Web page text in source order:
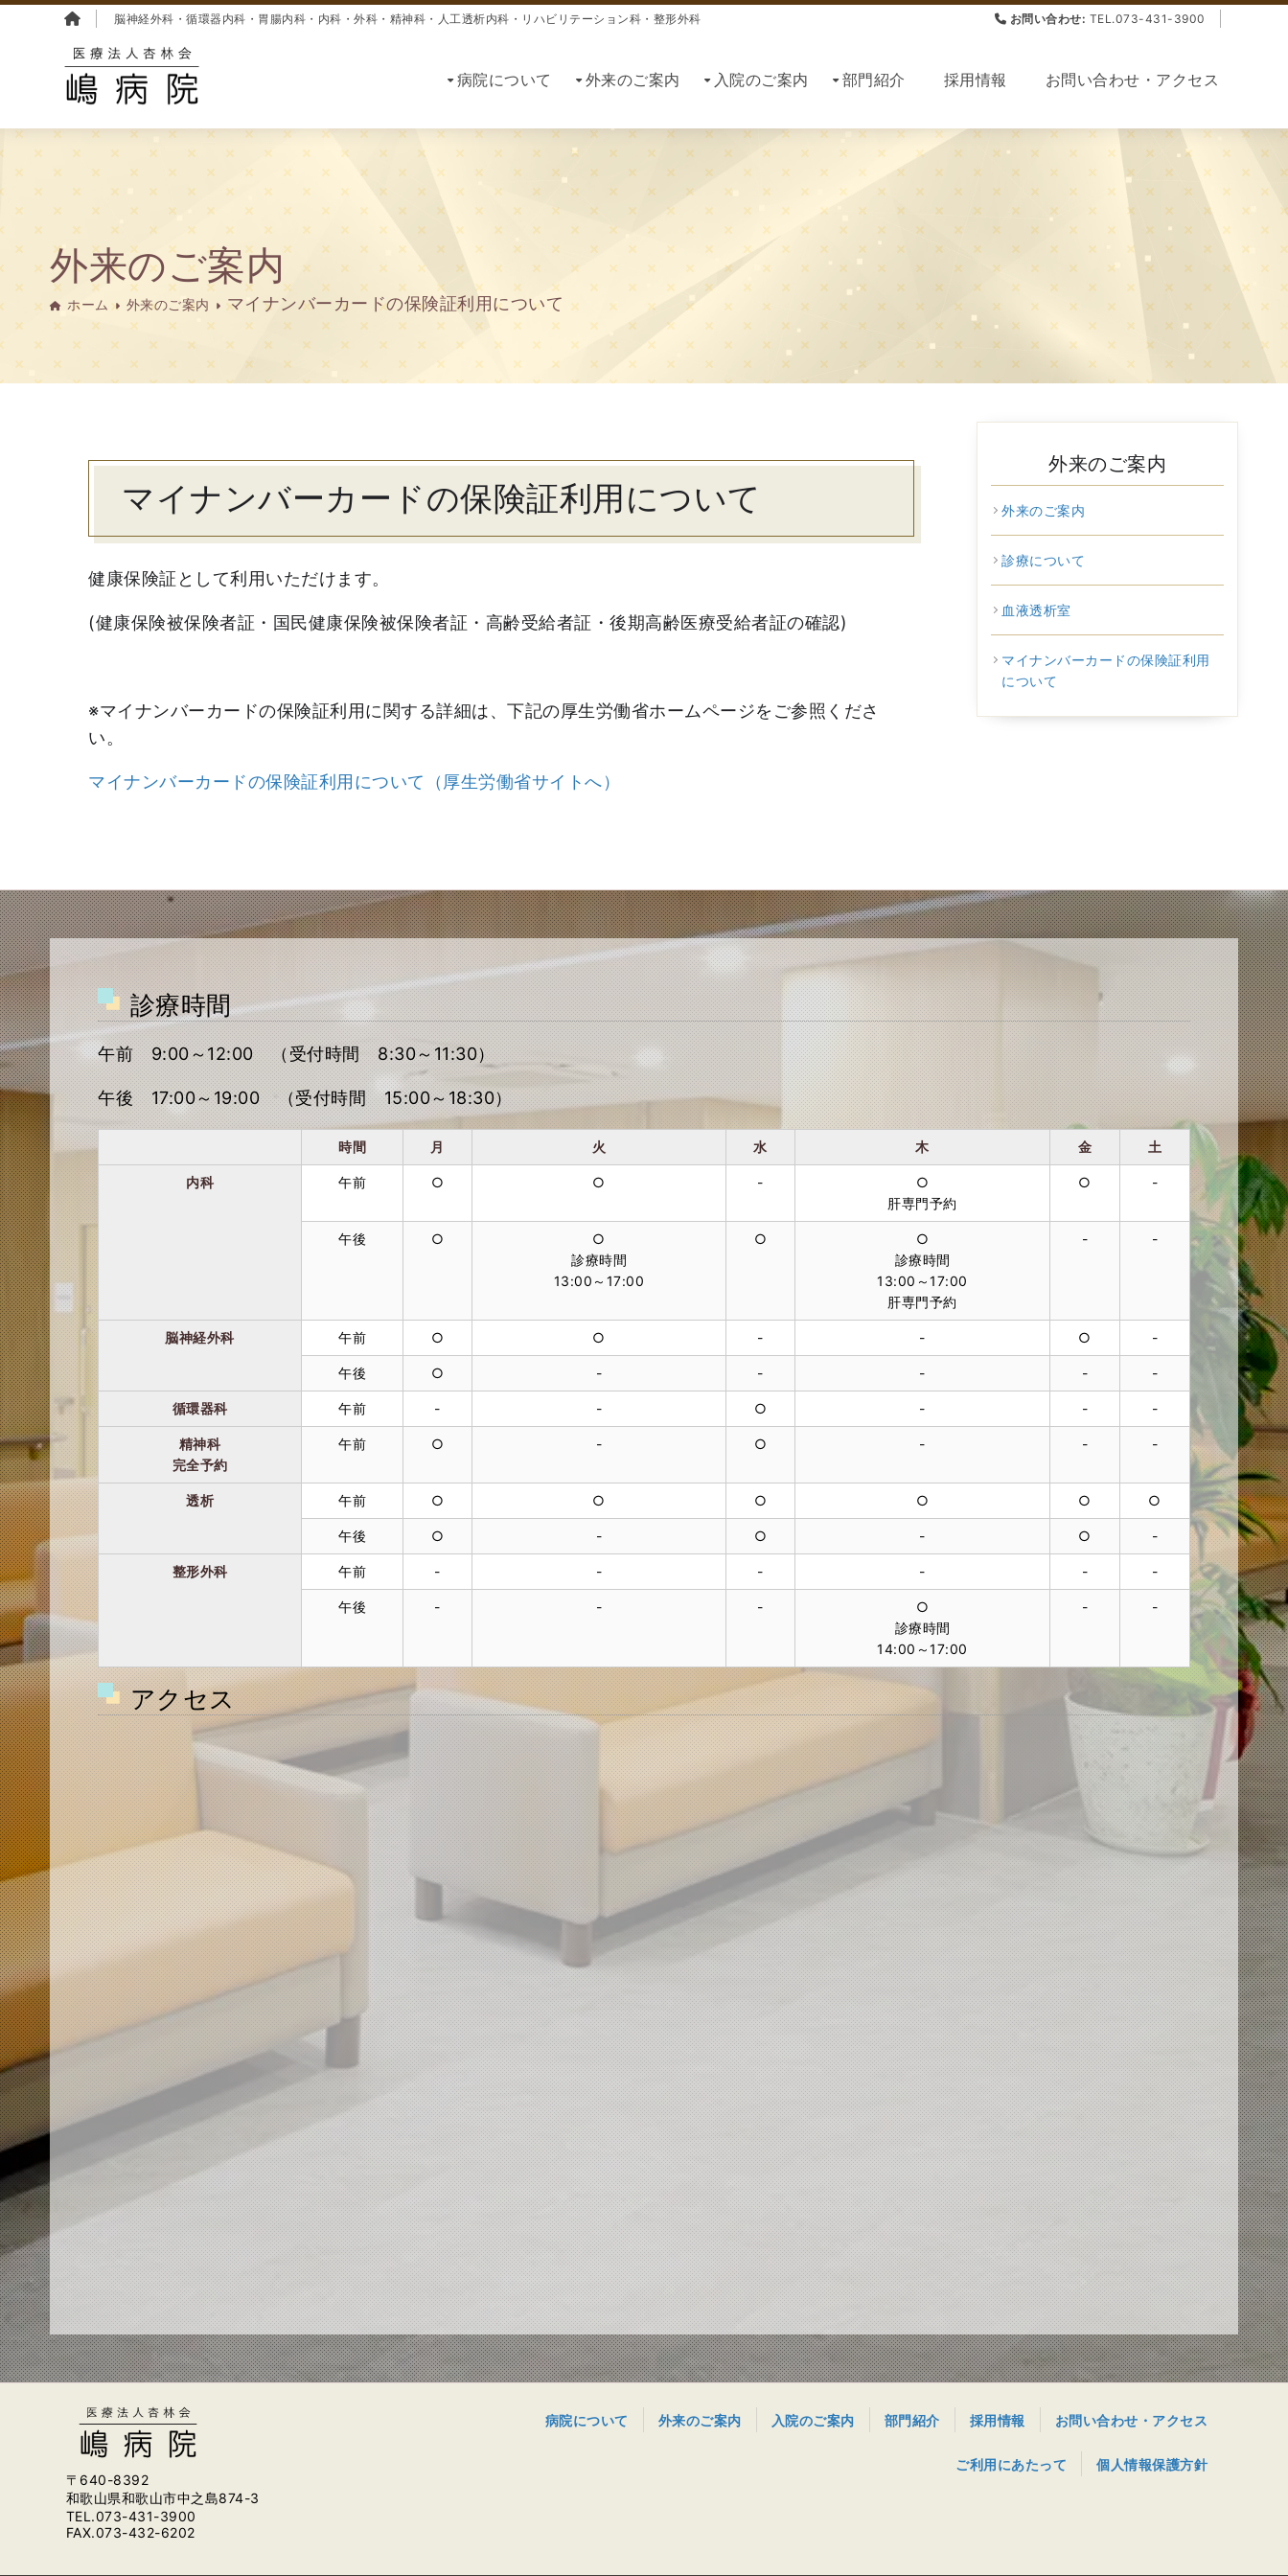
脳神経外科・循環器内科・胃腸内科・内科・外科・精神科・人工透析内科・リハビリテーション科・整形外科 お問い合わせ: TEL.073-431-3900
病院について 外来のご案内 入院のご案内 部門紹介 採用情報 お問い合わせ・アクセス
外来のご案内
ホーム 外来のご案内 マイナンバーカードの保険証利用について
マイナンバーカードの保険証利用について
健康保険証として利用いただけます。
(健康保険被保険者証・国民健康保険被保険者証・高齢受給者証・後期高齢医療受給者証の確認)
※マイナンバーカードの保険証利用に関する詳細は、下記の厚生労働省ホームページをご参照くださ
い。
マイナンバーカードの保険証利用について（厚生労働省サイトへ）
外来のご案内
外来のご案内
診療について
血液透析室
マイナンバーカードの保険証利用
について
診療時間
午前 9:00～12:00 （受付時間 8:30～11:30）
午後 17:00～19:00 （受付時間 15:00～18:30）
時間 月 火 水 木 金 土
内科 午前 ○ ○ -
○
肝専門予約
○ -
午後 ○
○
診療時間
13:00～17:00
○
○
診療時間
13:00～17:00
肝専門予約
- -
脳神経外科 午前 ○ ○ - - ○ -
午後 ○ - - - - -
循環器科 午前 - - ○ - - -
精神科
完全予約
午前 ○ - ○ - - -
透析 午前 ○ ○ ○ ○ ○ ○
午後 ○ - ○ - ○ -
整形外科 午前 - - - - - -
午後 - - -
○
診療時間
14:00～17:00
- -
アクセス
〒640-8392
和歌山県和歌山市中之島874-3
TEL.073-431-3900
FAX.073-432-6202
病院について 外来のご案内 入院のご案内 部門紹介 採用情報 お問い合わせ・アクセス
ご利用にあたって 個人情報保護方針